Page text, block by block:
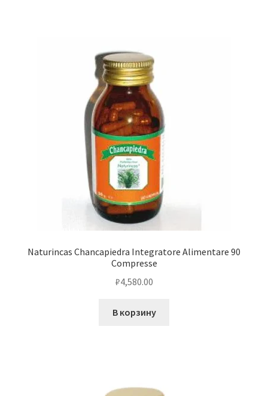
Naturincas Chancapiedra Integratore Alimentare 90
Compresse
₽4,580.00
В корзину